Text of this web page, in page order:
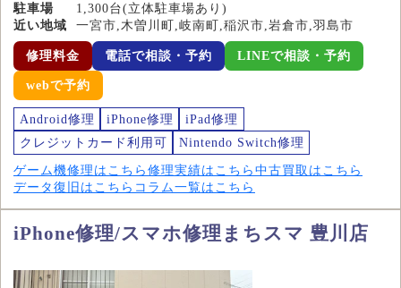
駐車場
1,300台(立体駐車場あり)
近い地域
一宮市,木曽川町,岐南町,稲沢市,岩倉市,羽島市
修理料金 電話で相談・予約 LINEで相談・予約
webで予約
Android修理 iPhone修理
iPad修理
クレジットカード利用可
Nintendo Switch修理
ゲーム機修理はこちら 修理実績はこちら 中古買取はこちら
データ復旧はこちら コラム一覧はこちら
iPhone修理/スマホ修理まちスマ 豊川店